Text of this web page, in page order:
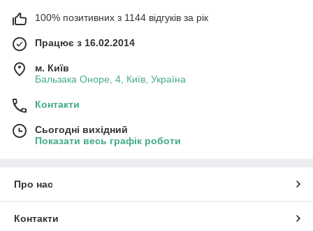
100% позитивних з 1144 відгуків за рік
Працює з 16.02.2014
м. Київ
Бальзака Оноре, 4, Київ, Україна
Контакти
Сьогодні вихідний
Показати весь графік роботи
Про нас
Контакти